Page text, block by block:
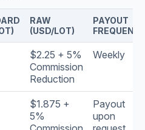
RAW
(USD/LOT)
PAYOUT
$2.25 + 5%
Commission
Reduction
Weekly
$1.875 +
5%
Payout
upon